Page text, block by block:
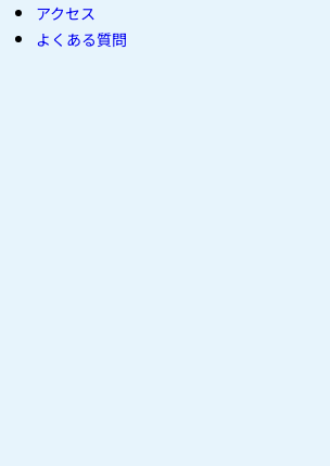
アクセス
よくある質問